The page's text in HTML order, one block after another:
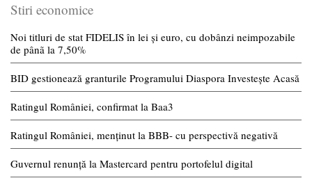
Stiri economice
Noi titluri de stat FIDELIS în lei și euro, cu dobânzi neimpozabile
de pânã la 7,50%
BID gestionează granturile Programului Diaspora Investește Acasă
Ratingul României, confirmat la Baa3
Ratingul României, menținut la BBB- cu perspectivă negativă
Guvernul renunță la Mastercard pentru portofelul digital